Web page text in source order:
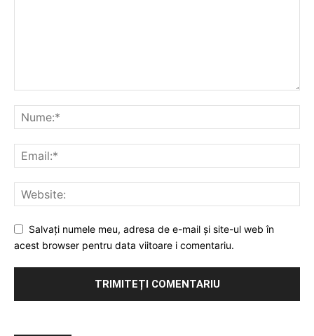
Salvați numele meu, adresa de e-mail și site-ul web în
acest browser pentru data viitoare i comentariu.